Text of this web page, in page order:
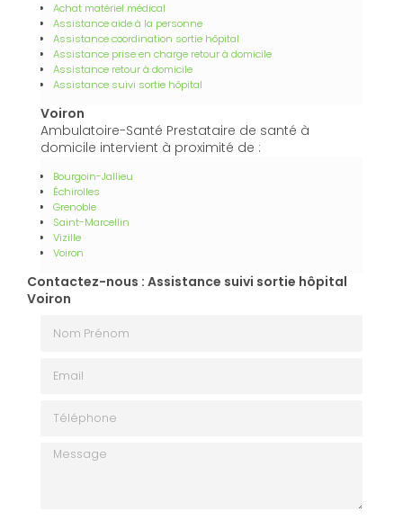
Achat matériel médical
Assistance aide à la personne
Assistance coordination sortie hôpital
Assistance prise en charge retour à domicile
Assistance retour à domicile
Assistance suivi sortie hôpital
Voiron
Ambulatoire-Santé Prestataire de santé à
domicile intervient à proximité de :
Bourgoin-Jallieu
Échirolles
Grenoble
Saint-Marcellin
Vizille
Voiron
Contactez-nous : Assistance suivi sortie hôpital
Voiron
Message